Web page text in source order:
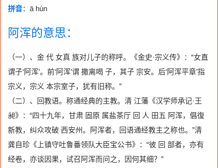
拼音：ā hún
阿浑的意思：
（一）、金 代 女真 族对儿子的称呼。《金史·宗义传》：“女直
谓子‘阿浑’。前‘阿浑’谓 撒离喝 子，其子 宗安。后‘阿浑平章’指
宗义，宗义 本宗室子，犹有旧称。”
（二）、回教语。称通经典的主教。清 江藩《汉学师承记·王
昶》：“四十九年，甘肃 固原 属盐茶厅 回 人 田五 阿浑，倡復
新教，纠众攻破 西安州。阿浑者，回语通经教主之称也。”清
龚自珍《上镇守吐鲁番领队大臣宝公书》：“彼 回 部者，亦有
经卷，亦谈因果，试召阿浑而问之，因何其细？”